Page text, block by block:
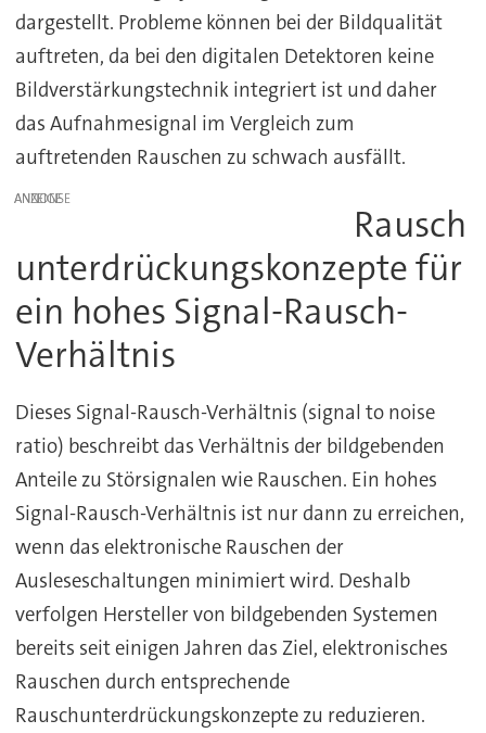
dargestellt. Probleme können bei der Bildqualität
auftreten, da bei den digitalen Detektoren keine
Bildverstärkungstechnik integriert ist und daher
das Aufnahmesignal im Vergleich zum
auftretenden Rauschen zu schwach ausfällt.
ANZEIGE
Rausch
unterdrückungskonzepte für
ein hohes Signal-Rausch-
Verhältnis
Dieses Signal-Rausch-Verhältnis (signal to noise
ratio) beschreibt das Verhältnis der bildgebenden
Anteile zu Störsignalen wie Rauschen. Ein hohes
Signal-Rausch-Verhältnis ist nur dann zu erreichen,
wenn das elektronische Rauschen der
Ausleseschaltungen minimiert wird. Deshalb
verfolgen Hersteller von bildgebenden Systemen
bereits seit einigen Jahren das Ziel, elektronisches
Rauschen durch entsprechende
Rauschunterdrückungskonzepte zu reduzieren.